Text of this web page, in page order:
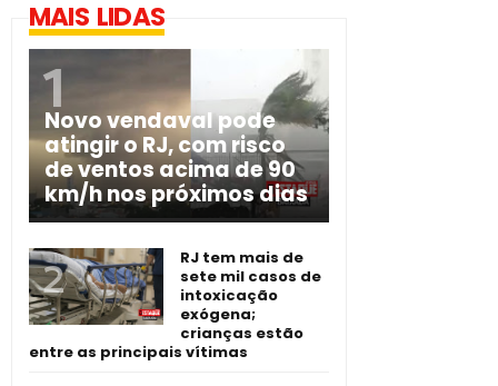
MAIS LIDAS
Novo vendaval pode
atingir o RJ, com risco
de ventos acima de 90
km/h nos próximos dias
RJ tem mais de
sete mil casos de
intoxicação
exógena;
crianças estão
entre as principais vítimas